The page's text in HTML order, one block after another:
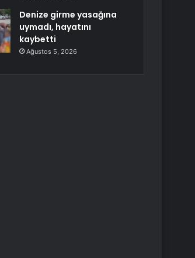
Denize girme yasağına
uymadı, hayatını
kaybetti
Ağustos 5, 2026